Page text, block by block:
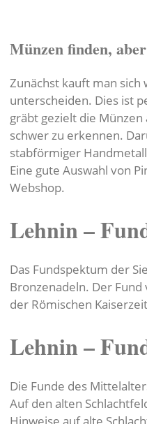
Münzen finden,
Zunächst kauft man sich
unterscheiden. Dies ist
gräbt gezielt die
schwer zu erkennen.
stabförmiger
Eine gute Auswahl von
Webshop.
Lehnin –
Das Fundspektum der
Bronzenadeln. Der
der Römischen
Lehnin –
Die Funde des
Auf den alten